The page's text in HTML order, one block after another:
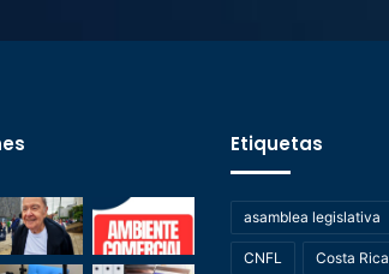
Etiquetas
asamblea legislativa
CNFL Costa Rica